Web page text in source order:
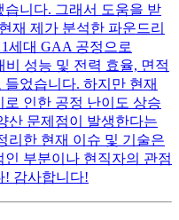
니다. 그래서 도움을 받
재 제가 분석한 파운드리
세대 GAA 공정으로
성능 및 전력 효율, 면적
었습니다. 하지만 현재
인한 공정 난이도 상승
산 문제점이 발생한다는
리한 현재 이슈 및 기술은
부분이나 현직자의 관점
! 감사합니다!